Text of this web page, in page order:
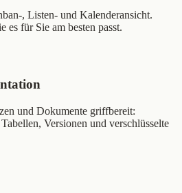
, Listen- und Kalenderansicht.
es für Sie am besten passt.
und Dokumente griffbereit:
Versionen und verschlüsselte